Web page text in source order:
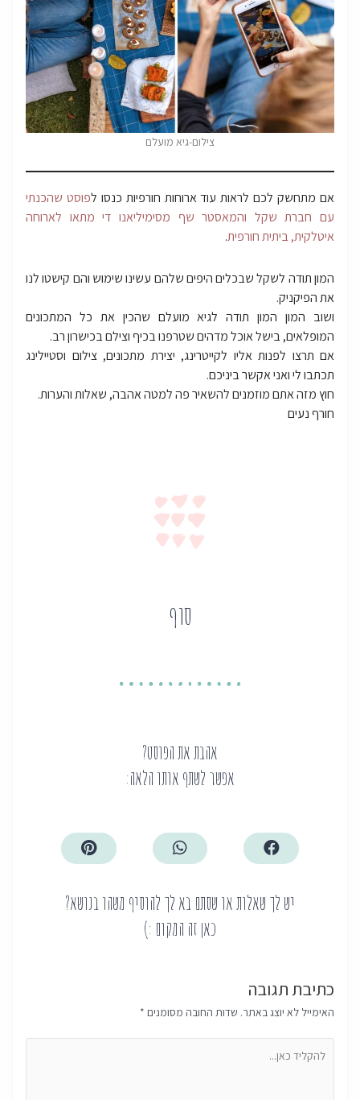
צילום-גיא מועלם
אם מתחשק לכם לראות עוד ארוחות חורפיות כנסו לפוסט שהכנתי
עם חברת שקל והמאסטר שף מסימיליאנו די מתאו לארוחה
איטלקית, ביתית חורפית.
המון תודה לשקל שבכלים היפים שלהם עשינו שימוש והם קישטו לנו
את הפיקניק.
ושוב המון המון תודה לגיא מועלם שהכין את כל המתכונים
המופלאים, בישל אוכל מדהים שטרפנו בכיף וצילם בכישרון רב.
אם תרצו לפנות אליו לקייטרינג, יצירת מתכונים, צילום וסטיילינג
תכתבו לי ואני אקשר ביניכם.
חוץ מזה אתם מוזמנים להשאיר פה למטה אהבה, שאלות והערות.
חורף נעים
סוף
אהבת את הפוסט?
אפשר לשתף אותו הלאה:
יש לך שאלות או שסתם בא לך להוסיף משהו בנושא?
כאן זה המקום :)
כתיבת תגובה
האימייל לא יוצג באתר. שדות החובה מסומנים *
כאן...